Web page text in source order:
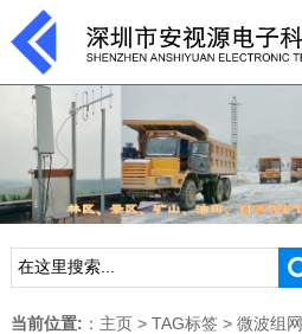
当前位置: ： 主页> TAG标签> 微波组网